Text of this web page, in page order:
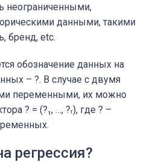
неограниченными,
данными, такими
бренд, etc.
обозначение данных на
– ?. В случае с двумя
переменными, их можно
? = (?₁, …, ?ᵣ), где ? –
регрессия?